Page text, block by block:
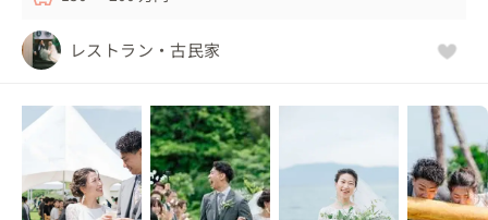
レストラン・古民家